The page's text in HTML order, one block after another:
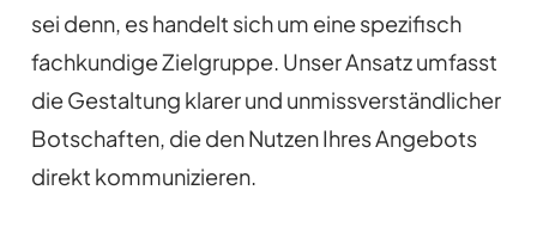
sei denn, es handelt sich um eine spezifisch
fachkundige Zielgruppe. Unser Ansatz umfasst
die Gestaltung klarer und unmissverständlicher
Botschaften, die den Nutzen Ihres Angebots
direkt kommunizieren.